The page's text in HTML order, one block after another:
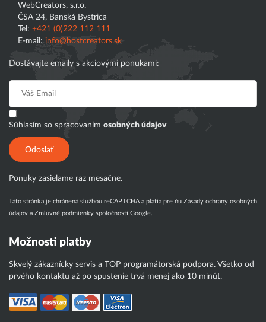
WebCreators, s.r.o.
ČSA 24, Banská Bystrica
Tel: +421 (0)222 112 111
E-mail: info@hostcreators.sk
Dostávajte emaily s akciovými ponukami:
Súhlasím so spracovaním osobných údajov
Odoslať
Ponuky zasielame raz mesačne.
Táto stránka je chránená službou reCAPTCHA a platia pre ňu Zásady ochrany osobných
údajov a Zmluvné podmienky spoločnosti Google.
Možnosti platby
Skvelý zákaznícky servis a TOP programátorská podpora. Všetko od
prvého kontaktu až po spustenie trvá menej ako 10 minút.